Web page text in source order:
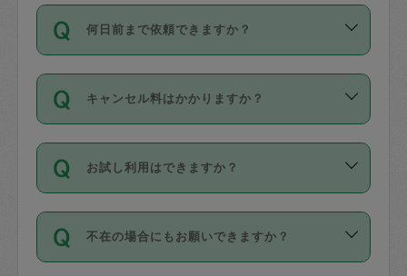
時間も被らない場合、損害保険の対象外
社員など様々なバックグラウンドの方が
登録しています。
日本語も話せる方など様々です。
ールに記載していますので、各自の得意
を依頼してください。
確認しています。タスカジさんトレーニ
ング動画を使ったセルフトレーニングの
現場トライアルを受け、合格したタスカ
ジさんが活動されています。
※テストセンターの講評は１件目のレビュ
参考
【詳細】タスカジさんの登録に際
依頼者とタスカジさんとの間でタスカジ
を通して成立した作業時間内での作業に
適用されます。作業範囲は、掃除、洗
です。作業中に物を壊したり、人にけが
をさせたりした場合が対象で、補償金額
す。
写真を撮り、
何日前まで依頼できますか？
ご依頼は、現在を起点に3日後（72時間
以降）の日時から受付可能となっていま
す。
タスカジさんへ「募集」をかけることが
可能です。
キャンセル料はかかりますか？
キャンセル料には、以下の2種類がありま
す。
1. 直前キャンセル（定期、スポット契約
共通）
お試し利用はできますか？
「お試し利用」というメニューはありま
せんが、「一回のみ」依頼を活用するこ
とによって、気に入ったタスカジさんを
不在の場合にもお願いできますか？